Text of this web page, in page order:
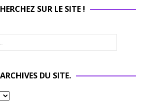
SUR LE SITE !
ARCHIVES DU SITE.